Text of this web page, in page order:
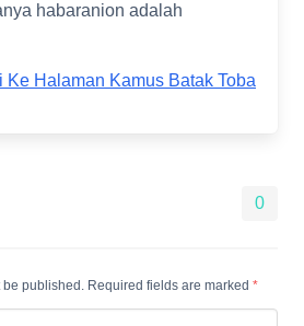
habaranion adalah
Ke Halaman Kamus Batak Toba
0
published. Required fields are marked *